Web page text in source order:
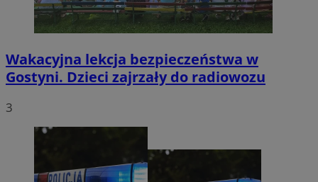
Wakacyjna lekcja bezpieczeństwa w
Gostyni. Dzieci zajrzały do radiowozu
3